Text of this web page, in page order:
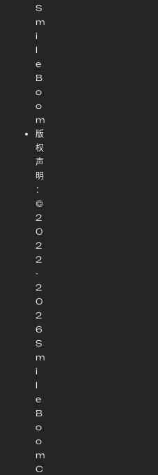
S
m
i
l
e
B
o
o
m
版
权
声
明
：
©
2
0
2
2
-
2
0
2
6
S
m
i
l
e
B
o
o
m
C